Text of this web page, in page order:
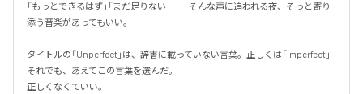
「もっとできるはず」「まだ足りない」──そんな声に追われる夜、そっと寄り
添う音楽があってもいい。
タイトルの「Unperfect」は、辞書に載っていない言葉。正しくは「Imperfect」
それでも、あえてこの言葉を選んだ。
正しくなくていい。